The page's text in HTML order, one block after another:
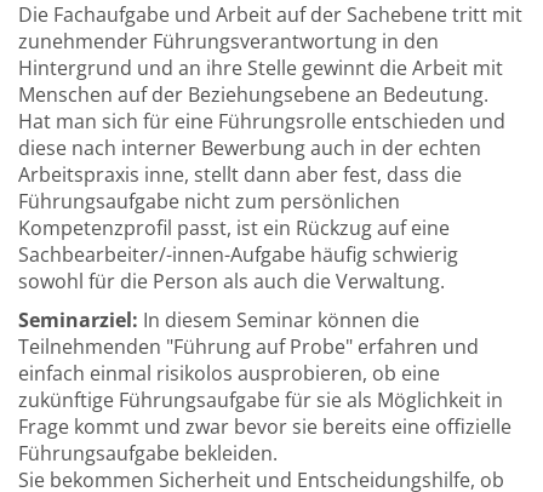
Die Fachaufgabe und Arbeit auf der Sachebene tritt mit
zunehmender Führungsverantwortung in den
Hintergrund und an ihre Stelle gewinnt die Arbeit mit
Menschen auf der Beziehungsebene an Bedeutung.
Hat man sich für eine Führungsrolle entschieden und
diese nach interner Bewerbung auch in der echten
Arbeitspraxis inne, stellt dann aber fest, dass die
Führungsaufgabe nicht zum persönlichen
Kompetenzprofil passt, ist ein Rückzug auf eine
Sachbearbeiter/-innen-Aufgabe häufig schwierig
sowohl für die Person als auch die Verwaltung.
Seminarziel: In diesem Seminar können die
Teilnehmenden "Führung auf Probe" erfahren und
einfach einmal risikolos ausprobieren, ob eine
zukünftige Führungsaufgabe für sie als Möglichkeit in
Frage kommt und zwar bevor sie bereits eine offizielle
Führungsaufgabe bekleiden.
Sie bekommen Sicherheit und Entscheidungshilfe, ob